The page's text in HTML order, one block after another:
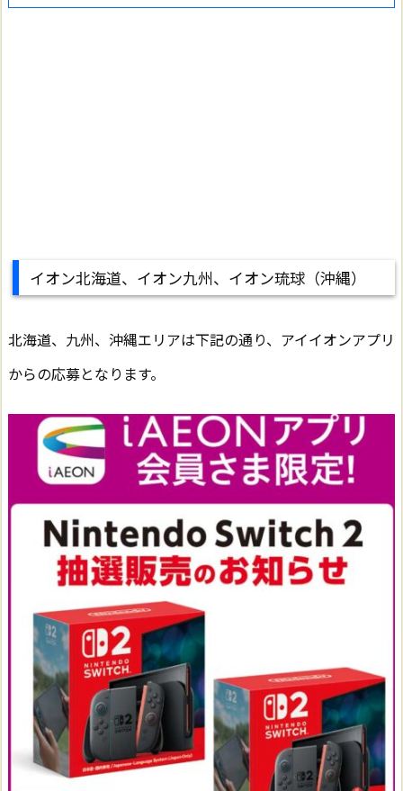
イオン北海道、イオン九州、イオン琉球（沖縄）
北海道、九州、沖縄エリアは下記の通り、アイイオンアプリ
からの応募となります。